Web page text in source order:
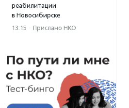
реабилитации
в Новосибирске
13:15 · Прислано НКО